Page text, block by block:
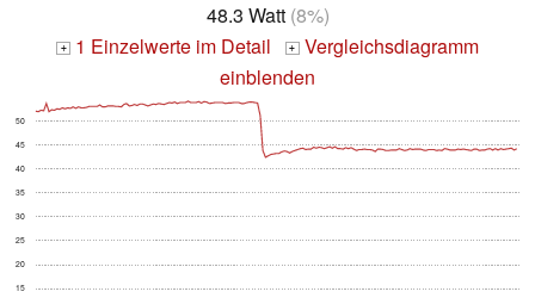
48.3 Watt(8%)
+ 1 Einzelwerte im Detail + Vergleichsdiagramm
einblenden
15
20
25
30
35
40
45
50